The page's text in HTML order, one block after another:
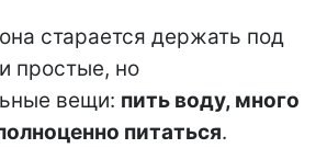
старается держать под
простые, но
вещи: пить воду, много
питаться.